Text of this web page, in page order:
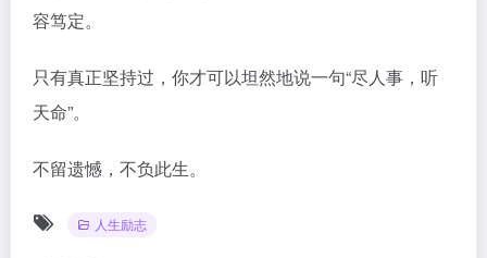
容笃定。
只有真正坚持过，你才可以坦然地说一句“尽人事，听
天命”。
不留遗憾，不负此生。
人生励志